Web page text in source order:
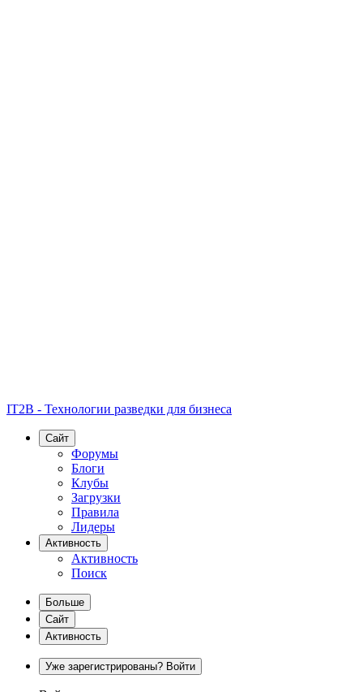
IT2B - Технологии разведки для бизнеса
Сайт
Форумы
Блоги
Клубы
Загрузки
Правила
Лидеры
Активность
Активность
Поиск
Больше
Сайт
Активность
Уже зарегистрированы? Войти